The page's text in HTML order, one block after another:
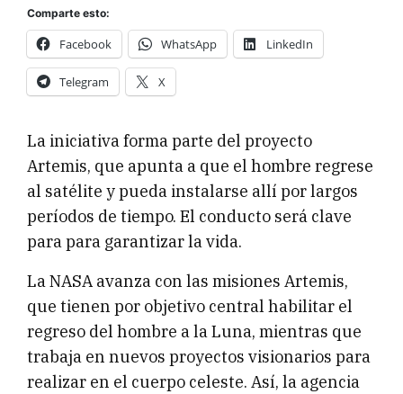
Comparte esto:
Facebook WhatsApp LinkedIn
Telegram X
La iniciativa forma parte del proyecto
Artemis, que apunta a que el hombre regrese
al satélite y pueda instalarse allí por largos
períodos de tiempo. El conducto será clave
para para garantizar la vida.
La NASA avanza con las misiones Artemis,
que tienen por objetivo central habilitar el
regreso del hombre a la Luna, mientras que
trabaja en nuevos proyectos visionarios para
realizar en el cuerpo celeste. Así, la agencia